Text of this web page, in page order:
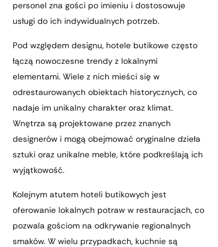
personel zna gości po imieniu i dostosowuje
usługi do ich indywidualnych potrzeb.
Pod względem designu, hotele butikowe często
łączą nowoczesne trendy z lokalnymi
elementami. Wiele z nich mieści się w
odrestaurowanych obiektach historycznych, co
nadaje im unikalny charakter oraz klimat.
Wnętrza są projektowane przez znanych
designerów i mogą obejmować oryginalne dzieła
sztuki oraz unikalne meble, które podkreślają ich
wyjątkowość.
Kolejnym atutem hoteli butikowych jest
oferowanie lokalnych potraw w restauracjach, co
pozwala gościom na odkrywanie regionalnych
smaków. W wielu przypadkach, kuchnie są